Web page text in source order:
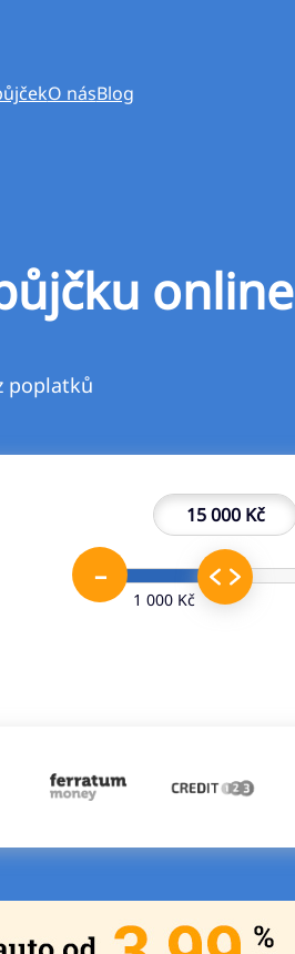
O násBlog
online
poplatků
15 000 Kč
–
1 000 Kč